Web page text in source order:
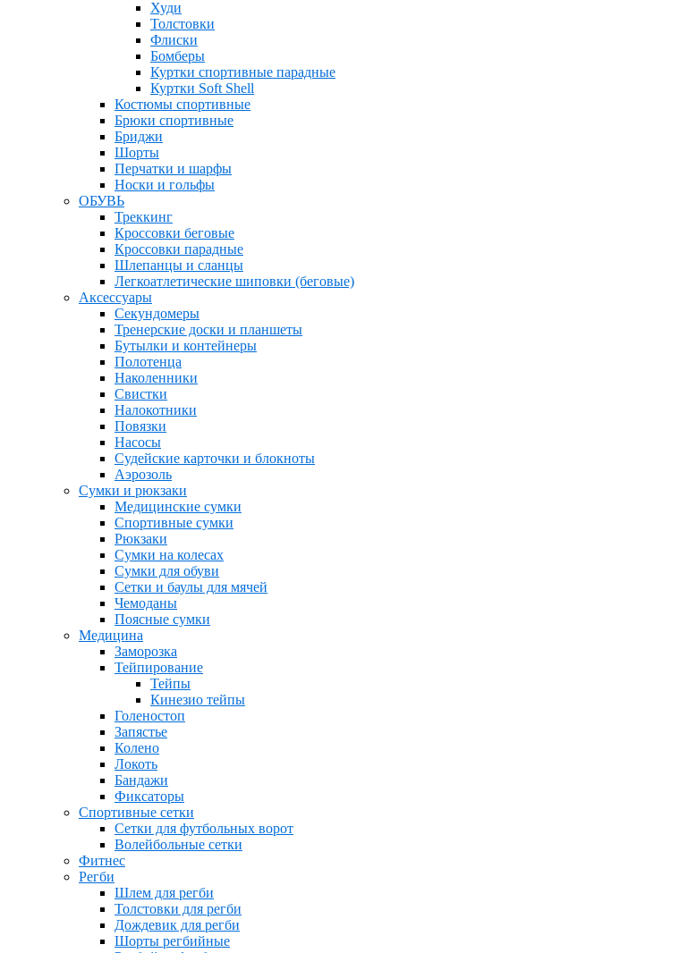
Худи
Толстовки
Флиски
Бомберы
Куртки спортивные парадные
Куртки Soft Shell
Костюмы спортивные
Брюки спортивные
Бриджи
Шорты
Перчатки и шарфы
Носки и гольфы
ОБУВЬ
Треккинг
Кроссовки беговые
Кроссовки парадные
Шлепанцы и сланцы
Легкоатлетические шиповки (беговые)
Аксессуары
Секундомеры
Тренерские доски и планшеты
Бутылки и контейнеры
Полотенца
Наколенники
Свистки
Налокотники
Повязки
Насосы
Судейские карточки и блокноты
Аэрозоль
Сумки и рюкзаки
Медицинские сумки
Спортивные сумки
Рюкзаки
Сумки на колесах
Сумки для обуви
Сетки и баулы для мячей
Чемоданы
Поясные сумки
Медицина
Заморозка
Тейпирование
Тейпы
Кинезио тейпы
Голеностоп
Запястье
Колено
Локоть
Бандажи
Фиксаторы
Спортивные сетки
Сетки для футбольных ворот
Волейбольные сетки
Фитнес
Регби
Шлем для регби
Толстовки для регби
Дождевик для регби
Шорты регбийные